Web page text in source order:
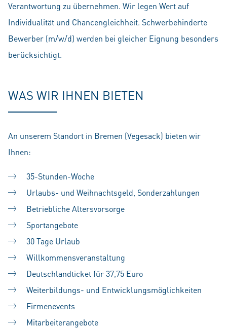
Verantwortung zu übernehmen. Wir legen Wert auf
Individualität und Chancengleichheit. Schwerbehinderte
Bewerber (m/w/d) werden bei gleicher Eignung besonders
berücksichtigt.
WAS WIR IHNEN BIETEN
An unserem Standort in Bremen (Vegesack) bieten wir
Ihnen:
35-Stunden-Woche
Urlaubs- und Weihnachtsgeld, Sonderzahlungen
Betriebliche Altersvorsorge
Sportangebote
30 Tage Urlaub
Willkommensveranstaltung
Deutschlandticket für 37,75 Euro
Weiterbildungs- und Entwicklungsmöglichkeiten
Firmenevents
Mitarbeiterangebote